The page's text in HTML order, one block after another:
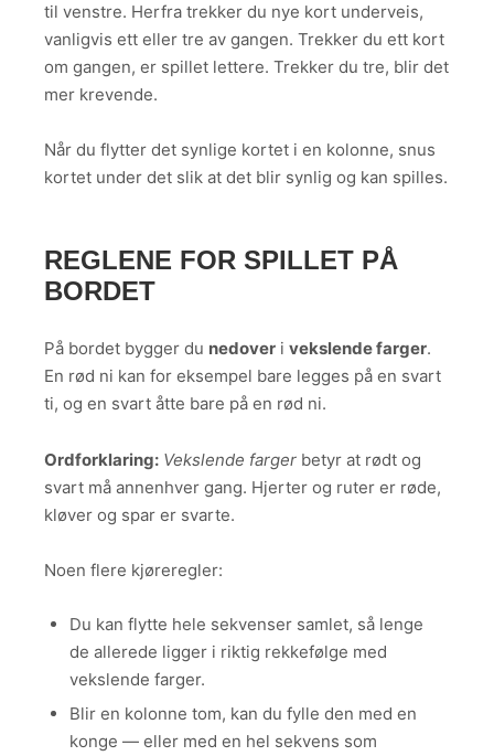
til venstre. Herfra trekker du nye kort underveis,
vanligvis ett eller tre av gangen. Trekker du ett kort
om gangen, er spillet lettere. Trekker du tre, blir det
mer krevende.
Når du flytter det synlige kortet i en kolonne, snus
kortet under det slik at det blir synlig og kan spilles.
REGLENE FOR SPILLET PÅ
BORDET
På bordet bygger du nedover i vekslende farger.
En rød ni kan for eksempel bare legges på en svart
ti, og en svart åtte bare på en rød ni.
Ordforklaring: Vekslende farger betyr at rødt og
svart må annenhver gang. Hjerter og ruter er røde,
kløver og spar er svarte.
Noen flere kjøreregler:
Du kan flytte hele sekvenser samlet, så lenge
de allerede ligger i riktig rekkefølge med
vekslende farger.
Blir en kolonne tom, kan du fylle den med en
konge — eller med en hel sekvens som